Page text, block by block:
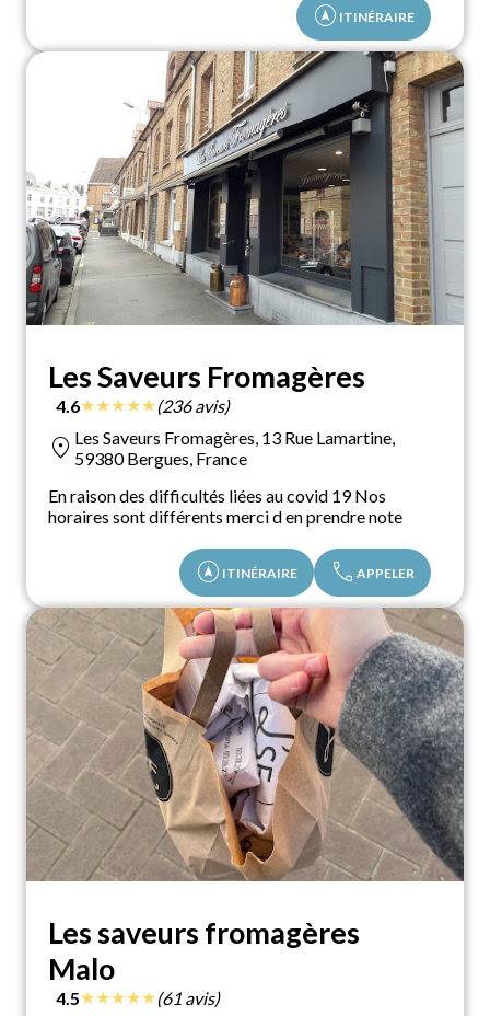
assistant_navigation ITINÉRAIRE
Les Saveurs Fromagères
4.6★★★★★(236 avis)
location_on Les Saveurs Fromagères, 13 Rue Lamartine,
59380 Bergues, France
En raison des difficultés liées au covid 19 Nos
horaires sont différents merci d en prendre note
assistant_navigation ITINÉRAIRE call APPELER
Les saveurs fromagères
Malo
4.5★★★★★(61 avis)